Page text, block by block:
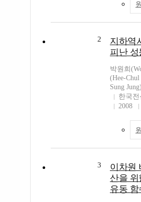
2
지하역
피난 성
박원희
(Hee-
Sung
한국
2008
3
이차원
산을 위
유동 함